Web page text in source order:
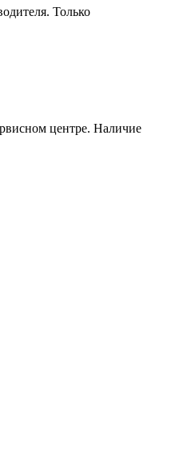
Только
центре. Наличие